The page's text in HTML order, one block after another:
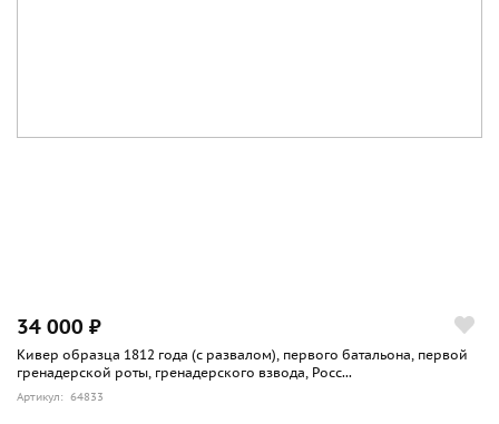
34 000 ₽
Кивер образца 1812 года (с развалом), первого батальона, первой
гренадерской роты, гренадерского взвода, Росс...
Артикул: 64833